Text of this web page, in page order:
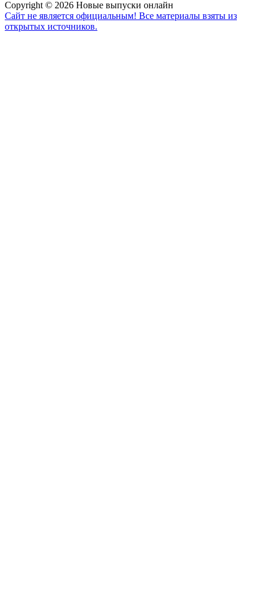
Copyright © 2026 Новые выпуски онлайн
Сайт не является официальным! Все материалы взяты из
открытых источников.